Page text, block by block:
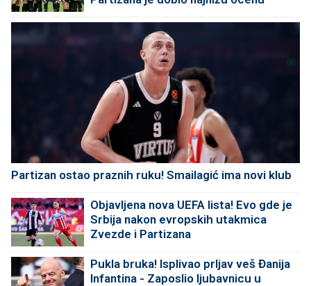
Partizan ostao praznih ruku! Smailagić ima novi klub
Objavljena nova UEFA lista! Evo gde je
Srbija nakon evropskih utakmica
Zvezde i Partizana
Pukla bruka! Isplivao prljav veš Đanija
Infantina - Zaposlio ljubavnicu u